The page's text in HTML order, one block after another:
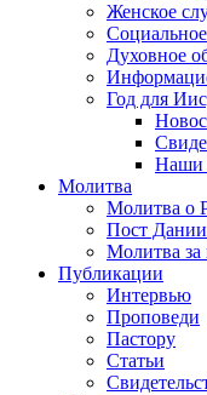
Женское
Духовное
Год для
Наши
Молитва
Молитва о
Пост
Молитва
Публикации
Интервью
Проповеди
Пастору
Статьи